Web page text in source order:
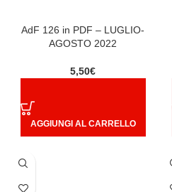
AdF 126 in PDF – LUGLIO-
AGOSTO 2022
5,50€
AGGIUNGI AL CARRELLO